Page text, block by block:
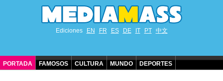
Ediciones EN FR ES DE IT PT 中文
PORTADA FAMOSOS CULTURA MUNDO DEPORTES